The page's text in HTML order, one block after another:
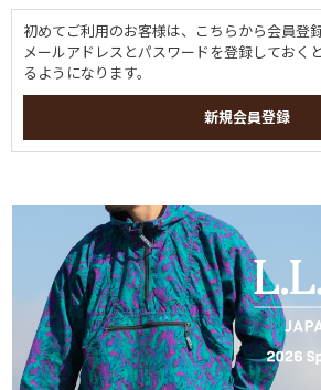
初めてご利用のお客様は、こちらから会員登
メールアドレスとパスワードを登録しておく
るようになります。